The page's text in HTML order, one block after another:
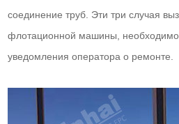
соединение труб. Эти три случая
флотационной машины,
уведомления оператора о ремонте.